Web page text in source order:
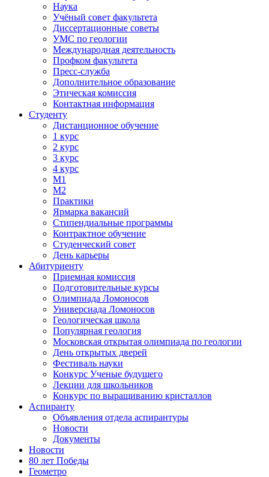
Наука
Учёный совет факультета
Диссертационные советы
УМС по геологии
Международная деятельность
Профком факультета
Пресс-служба
Дополнительное образование
Этическая комиссия
Контактная информация
Студенту
Дистанционное обучение
1 курс
2 курс
3 курс
4 курс
М1
М2
Практики
Ярмарка вакансий
Стипендиальные программы
Контрактное обучение
Студенческий совет
День карьеры
Абитуриенту
Приемная комиссия
Подготовительные курсы
Олимпиада Ломоносов
Универсиада Ломоносов
Геологическая школа
Популярная геология
Московская открытая олимпиада по геологии
День открытых дверей
Фестиваль науки
Конкурс Ученые будущего
Лекции для школьников
Конкурс по выращиванию кристаллов
Аспиранту
Объявления отдела аспирантуры
Новости
Документы
Новости
80 лет Победы
Геометро